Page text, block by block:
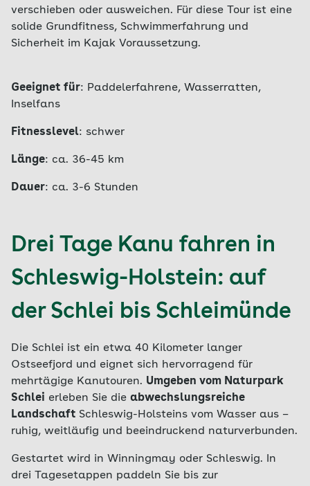
verschieben oder ausweichen. Für diese Tour ist eine
solide Grundfitness, Schwimmerfahrung und
Sicherheit im Kajak Voraussetzung.
Geeignet für: Paddelerfahrene, Wasserratten,
Inselfans
Fitnesslevel: schwer
Länge: ca. 36-45 km
Dauer: ca. 3-6 Stunden
Drei Tage Kanu fahren in
Schleswig-Holstein: auf
der Schlei bis Schleimünde
Die Schlei ist ein etwa 40 Kilometer langer
Ostseefjord und eignet sich hervorragend für
mehrtägige Kanutouren. Umgeben vom Naturpark
Schlei erleben Sie die abwechslungsreiche
Landschaft Schleswig-Holsteins vom Wasser aus –
ruhig, weitläufig und beeindruckend naturverbunden.
Gestartet wird in Winningmay oder Schleswig. In
drei Tagesetappen paddeln Sie bis zur